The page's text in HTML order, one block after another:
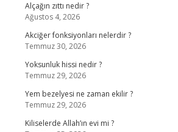
Alçağın zıttı nedir ?
Ağustos 4, 2026
Akciğer fonksiyonları nelerdir ?
Temmuz 30, 2026
Yoksunluk hissi nedir ?
Temmuz 29, 2026
Yem bezelyesi ne zaman ekilir ?
Temmuz 29, 2026
Kiliselerde Allah’ın evi mi ?